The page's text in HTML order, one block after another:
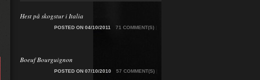
Hest på skogstur i Italia
71 COMMENT(S)
POSTED ON 04/10/2011
Boeuf Bourguignon
57 COMMENT(S)
POSTED ON 07/10/2010